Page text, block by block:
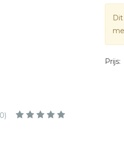
Prijs: